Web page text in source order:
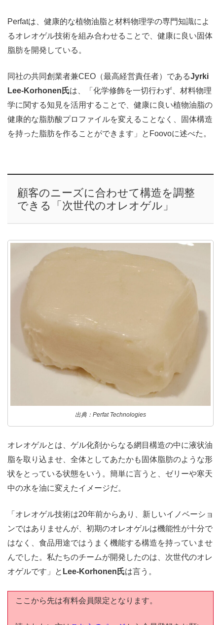
Perfatは、健康的な植物油脂と材料物理学の専門知識によ
るオレオゲル技術を組み合わせることで、健康に良い固体
脂肪を開発している。
同社の共同創業者兼CEO（最高経営責任者）であるJyrki
Lee-Korhonen氏は、「化学修飾を一切行わず、材料物理
学に関する知見を活用することで、健康に良い植物油脂の
健康的な脂肪酸プロファイルを変えることなく、固体構造
を持った脂肪を作ることができます」とFoovoに述べた。
顧客のニーズに合わせて構造を調整
できる「次世代のオレオゲル」
出典：Perfat Technologies
オレオゲルとは、ゲル化剤からなる網目構造の中に液状油
脂を取り込ませ、全体としてあたかも固体脂肪のような形
状をとっている状態をいう。簡単に言うと、ゼリーや寒天
中の水を油に変えたイメージだ。
「オレオゲル技術は20年前からあり、新しいイノベーショ
ンではありませんが、初期のオレオゲルは機能性が十分で
はなく、食品用途ではうまく機能する構造を持っていませ
んでした。私たちのチームが開発したのは、次世代のオレ
オゲルです」と Lee-Korhonen氏は言う。
ここから先は有料会員限定となります。